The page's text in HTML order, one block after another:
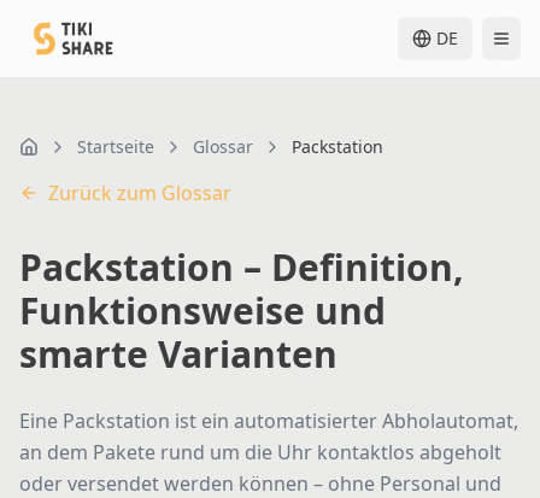
DE
Home Startseite Glossar Packstation
Zurück zum Glossar
Packstation – Definition,
Funktionsweise und
smarte Varianten
Eine Packstation ist ein automatisierter Abholautomat,
an dem Pakete rund um die Uhr kontaktlos abgeholt
oder versendet werden können – ohne Personal und